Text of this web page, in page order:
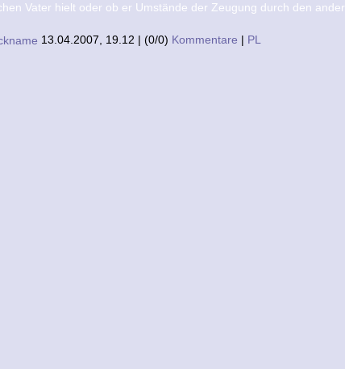
Vater hielt oder ob er Umstände der Zeugung durch den
13.04.2007, 19.12 | (0/0) Kommentare | PL